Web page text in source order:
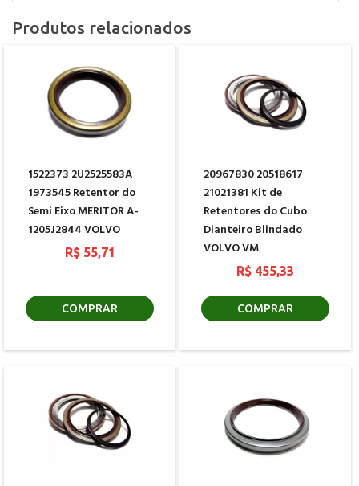
Produtos relacionados
1522373 2U2525583A
1973545 Retentor do
Semi Eixo MERITOR A-
1205J2844 VOLVO
R$ 55,71
COMPRAR
20967830 20518617
21021381 Kit de
Retentores do Cubo
Dianteiro Blindado
VOLVO VM
R$ 455,33
COMPRAR